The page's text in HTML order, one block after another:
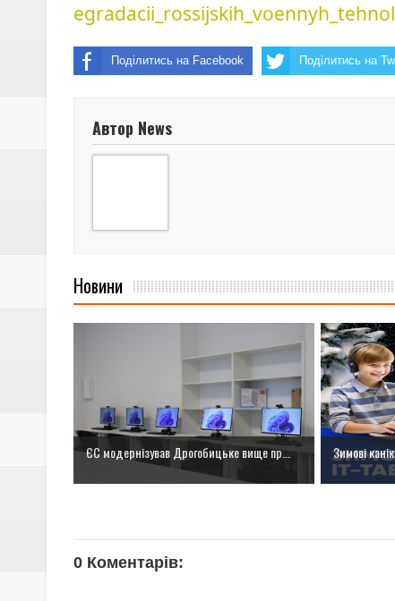
Поділитись на Facebook Поділитись на
Автор News
Новини
ЄС модернізував Дрогобицьке вище пр... Зимові
0 Коментарів: